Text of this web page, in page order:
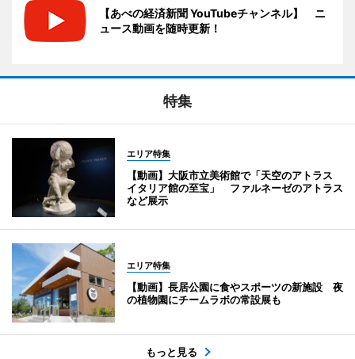
【あべの経済新聞 YouTubeチャンネル】 ニ
ュース動画を随時更新！
特集
エリア特集
【動画】大阪市立美術館で「天空のアトラス
イタリア館の至宝」 ファルネーゼのアトラス
など展示
エリア特集
【動画】長居公園に食やスポーツの新施設 夜
の植物園にチームラボの常設展も
もっと見る